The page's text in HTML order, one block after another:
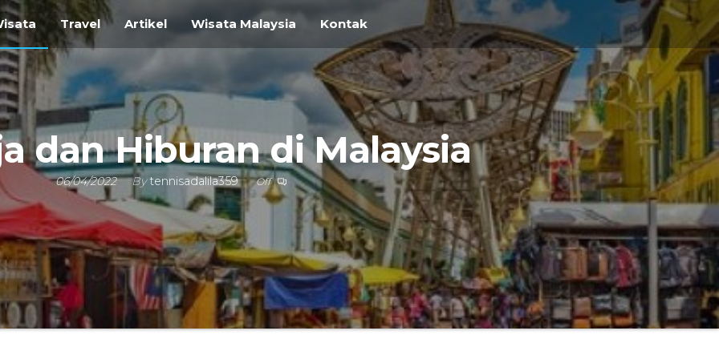
Travel Artikel Wisata Malaysia Kontak
dan Hiburan di Malaysia
06/04/2022 Bytennisadalila359 Off